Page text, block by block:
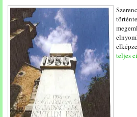
teljes